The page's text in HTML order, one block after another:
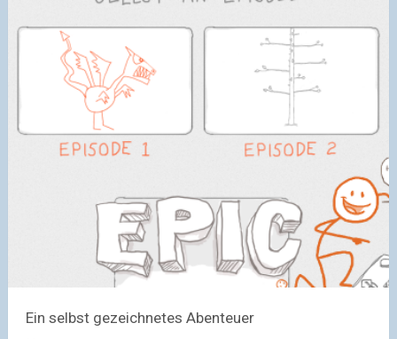
Ein selbst gezeichnetes Abenteuer